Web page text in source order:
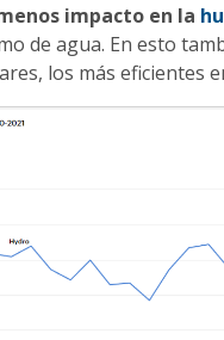
impacto en la
de agua. En esto
los más